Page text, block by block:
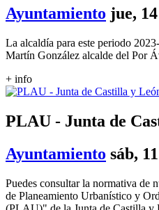
Ayuntamiento jue,
La alcaldía para este periodo
Martín González alcalde del Por
+ info
PLAU - Junta de
Ayuntamiento sáb,
Puedes consultar la normativa
de Planeamiento Urbanístico y